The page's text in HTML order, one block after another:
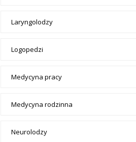
Laryngolodzy
Logopedzi
Medycyna pracy
Medycyna rodzinna
Neurolodzy